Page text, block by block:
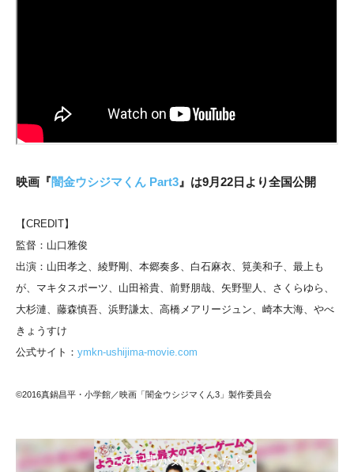
映画『闇金ウシジマくん Part3 』は9月22日より全国公開
【CREDIT】
監督：山口雅俊
出演：山田孝之、綾野剛、本郷奏多、白石麻衣、筧美和子、最上も
が、マキタスポーツ、山田裕貴、前野朋哉、矢野聖人、さくらゆら、
大杉漣、藤森慎吾、浜野謙太、高橋メアリージュン、崎本大海、やべ
きょうすけ
公式サイト： ymkn-ushijima-movie.com
©2016真鍋昌平・小学館／映画「闇金ウシジマくん3」製作委員会
この記事が気に入ったら